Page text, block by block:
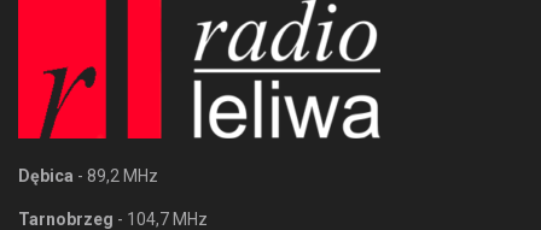
Dębica - 89,2 MHz
Tarnobrzeg - 104,7 MHz